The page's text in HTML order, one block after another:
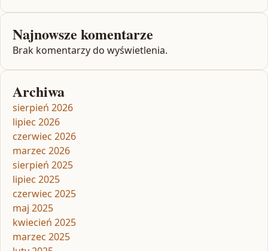
Najnowsze komentarze
Brak komentarzy do wyświetlenia.
Archiwa
sierpień 2026
lipiec 2026
czerwiec 2026
marzec 2026
sierpień 2025
lipiec 2025
czerwiec 2025
maj 2025
kwiecień 2025
marzec 2025